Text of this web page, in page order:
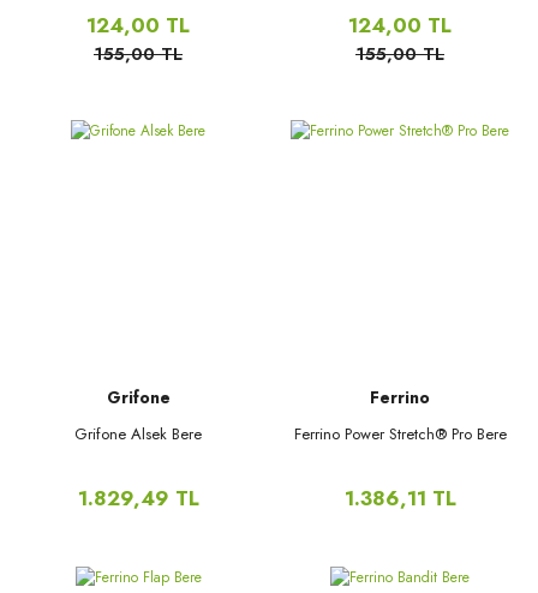
124,00 TL
155,00 TL
124,00 TL
155,00 TL
Grifone
Grifone Alsek Bere
1.829,49 TL
Ferrino
Ferrino Power Stretch® Pro Bere
1.386,11 TL